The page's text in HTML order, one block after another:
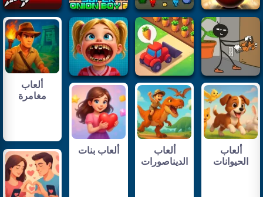
ألعاب
مغامرة
ألعاب
الحيوانات
ألعاب
الديناصورات
ألعاب بنات